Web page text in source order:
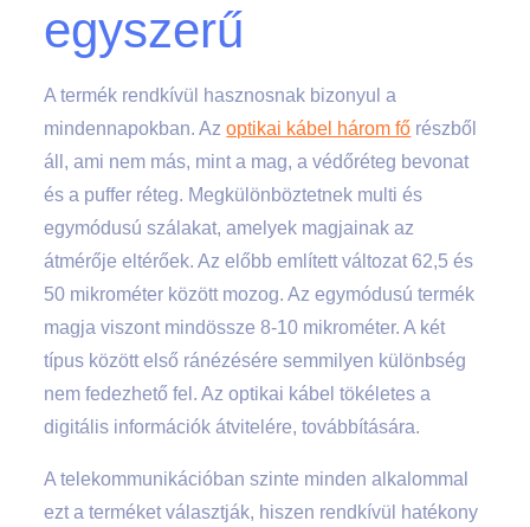
egyszerű
A termék rendkívül hasznosnak bizonyul a
mindennapokban. Azoptikai kábel három fő részből
áll, ami nem más, mint a mag, a védőréteg bevonat
és a puffer réteg. Megkülönböztetnek multi és
egymódusú szálakat, amelyek magjainak az
átmérője eltérőek. Az előbb említett változat 62,5 és
50 mikrométer között mozog. Az egymódusú termék
magja viszont mindössze 8-10 mikrométer. A két
típus között első ránézésére semmilyen különbség
nem fedezhető fel. Az optikai kábel tökéletes a
digitális információk átvitelére, továbbítására.
A telekommunikációban szinte minden alkalommal
ezt a terméket választják, hiszen rendkívül hatékony